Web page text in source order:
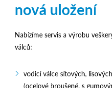
nová uložení
Nabízíme servis a výrobu
válců:
vodicí válce sítových,
(ocelové broušené, s